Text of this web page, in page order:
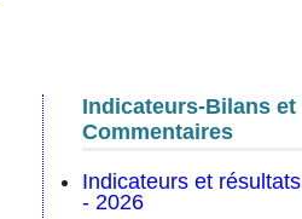
Indicateurs-Bilans et
Commentaires
Indicateurs et résultats
- 2026